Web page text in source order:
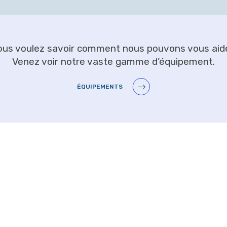
voulez savoir comment nous pouvons vous
Venez voir notre vaste gamme d’équipement.
ÉQUIPEMENTS